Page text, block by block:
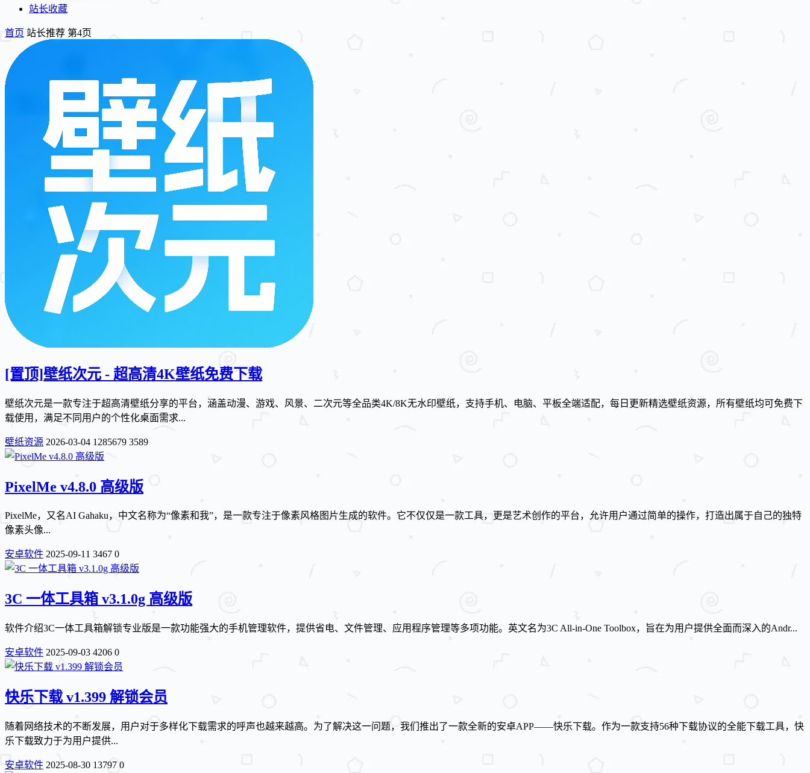
站长收藏
首页 站长推荐 第4页
[置顶]壁纸次元 - 超高清4K壁纸免费下载
壁纸次元是一款专注于超高清壁纸分享的平台，涵盖动漫、游戏、风景、二次元等全品类4K/8K无水印壁纸，支持手机、电脑、平板全端适配，每日更新精选壁纸资源，所有壁纸均可免费下
载使用，满足不同用户的个性化桌面需求...
壁纸资源 2026-03-04 1285679 3589
PixelMe v4.8.0 高级版
PixelMe，又名AI Gahaku，中文名称为“像素和我”，是一款专注于像素风格图片生成的软件。它不仅仅是一款工具，更是艺术创作的平台，允许用户通过简单的操作，打造出属于自己的独特
像素头像...
安卓软件 2025-09-11 3467 0
3C 一体工具箱 v3.1.0g 高级版
软件介绍3C一体工具箱解锁专业版是一款功能强大的手机管理软件，提供省电、文件管理、应用程序管理等多项功能。英文名为3C All-in-One Toolbox，旨在为用户提供全面而深入的Andr...
安卓软件 2025-09-03 4206 0
快乐下载 v1.399 解锁会员
随着网络技术的不断发展，用户对于多样化下载需求的呼声也越来越高。为了解决这一问题，我们推出了一款全新的安卓APP——快乐下载。作为一款支持56种下载协议的全能下载工具，快
乐下载致力于为用户提供...
安卓软件 2025-08-30 13797 0